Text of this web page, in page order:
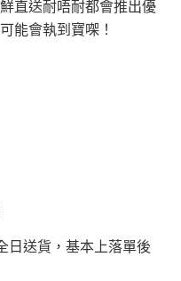
直送耐唔耐都會推出優
能會執到寶㗎！
日送貨，基本上落單後